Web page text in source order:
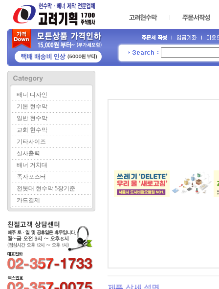
배너 디자인
기본 현수막
일반 현수막
교회 현수막
기타사이즈
실사출력
배너 거치대
족자포스터
전봇대 현수막 5장기준
카드결제